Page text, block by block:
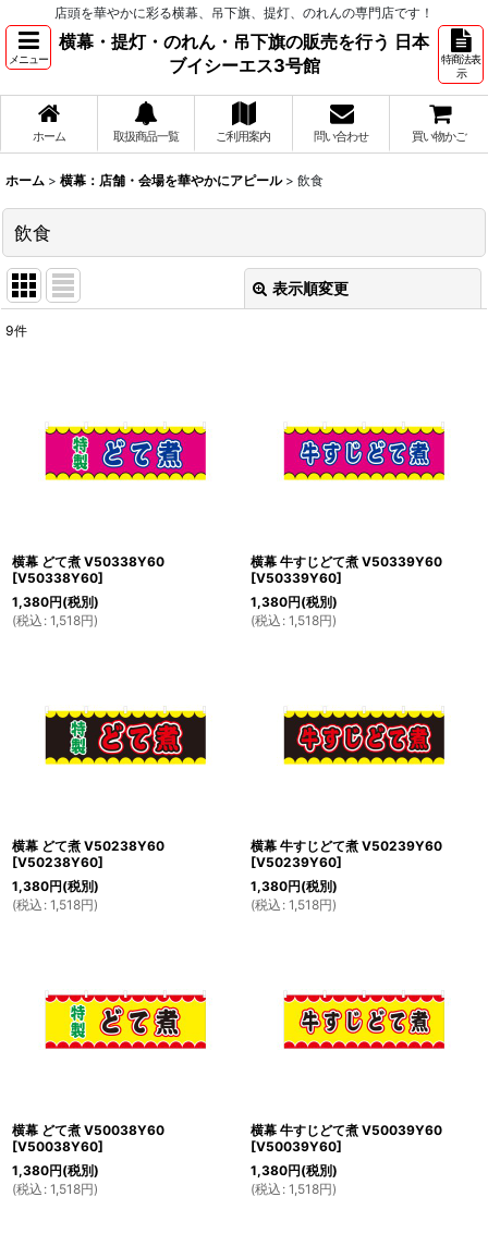
店頭を華やかに彩る横幕、吊下旗、提灯、のれんの専門店です！
メニュー
横幕・提灯・のれん・吊下旗の販売を行う 日本
ブイシーエス3号館
特商法表
示
ホーム 取扱商品一覧 ご利用案内 問い合わせ 買い物かご
ホーム > 横幕：店舗・会場を華やかにアピール > 飲食
飲食
表示順変更
9件
横幕 どて煮 V50338Y60
[V50338Y60]
1,380円(税別)
(税込 : 1,518円)
横幕 牛すじどて煮 V50339Y60
[V50339Y60]
1,380円(税別)
(税込 : 1,518円)
横幕 どて煮 V50238Y60
[V50238Y60]
1,380円(税別)
(税込 : 1,518円)
横幕 牛すじどて煮 V50239Y60
[V50239Y60]
1,380円(税別)
(税込 : 1,518円)
横幕 どて煮 V50038Y60
[V50038Y60]
1,380円(税別)
(税込 : 1,518円)
横幕 牛すじどて煮 V50039Y60
[V50039Y60]
1,380円(税別)
(税込 : 1,518円)